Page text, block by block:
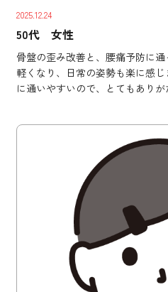
2025.12.24
50代 女性
骨盤の歪み改善と、腰痛予防に
軽くなり、日常の姿勢も楽に感
に通いやすいので、とてもあり